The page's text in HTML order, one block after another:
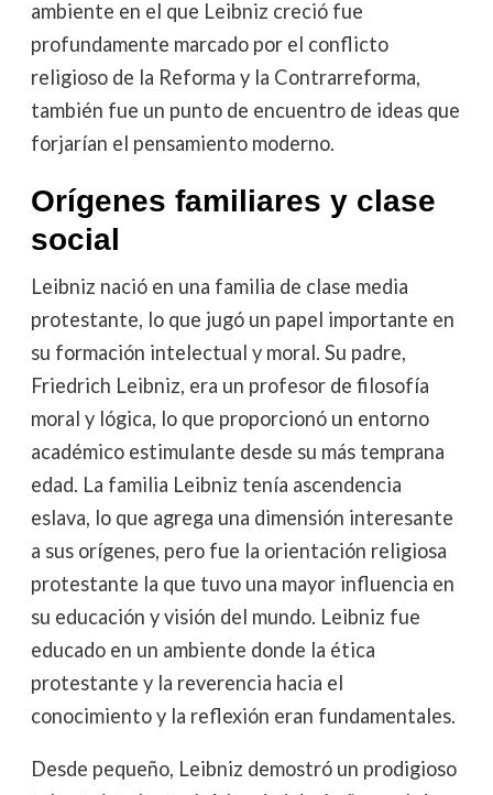
ambiente en el que Leibniz creció fue
profundamente marcado por el conflicto
religioso de la Reforma y la Contrarreforma,
también fue un punto de encuentro de ideas que
forjarían el pensamiento moderno.
Orígenes familiares y clase
social
Leibniz nació en una familia de clase media
protestante, lo que jugó un papel importante en
su formación intelectual y moral. Su padre,
Friedrich Leibniz, era un profesor de filosofía
moral y lógica, lo que proporcionó un entorno
académico estimulante desde su más temprana
edad. La familia Leibniz tenía ascendencia
eslava, lo que agrega una dimensión interesante
a sus orígenes, pero fue la orientación religiosa
protestante la que tuvo una mayor influencia en
su educación y visión del mundo. Leibniz fue
educado en un ambiente donde la ética
protestante y la reverencia hacia el
conocimiento y la reflexión eran fundamentales.
Desde pequeño, Leibniz demostró un prodigioso